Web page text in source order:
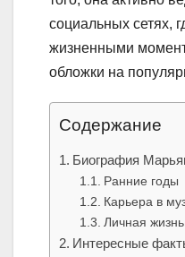
социальных сетях,
жизненными
обложки на
Содержание
Биография
Ранние годы
Карьера в
Личная жизнь
Интересные